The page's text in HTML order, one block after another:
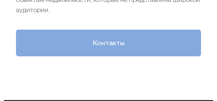
аудитории.
Контакты